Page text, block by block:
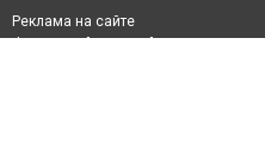
Реклама на сайте